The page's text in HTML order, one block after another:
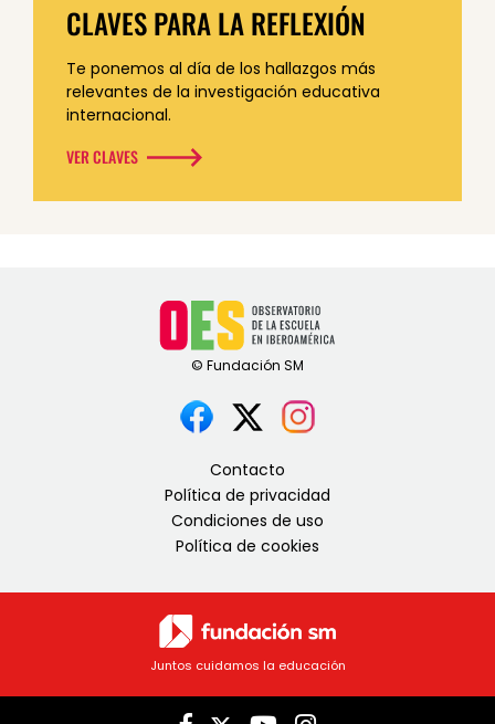
CLAVES PARA LA REFLEXIÓN
Te ponemos al día de los hallazgos más
relevantes de la investigación educativa
internacional.
VER CLAVES
Contacto
Política de privacidad
Condiciones de uso
Política de cookies
Juntos cuidamos la educación